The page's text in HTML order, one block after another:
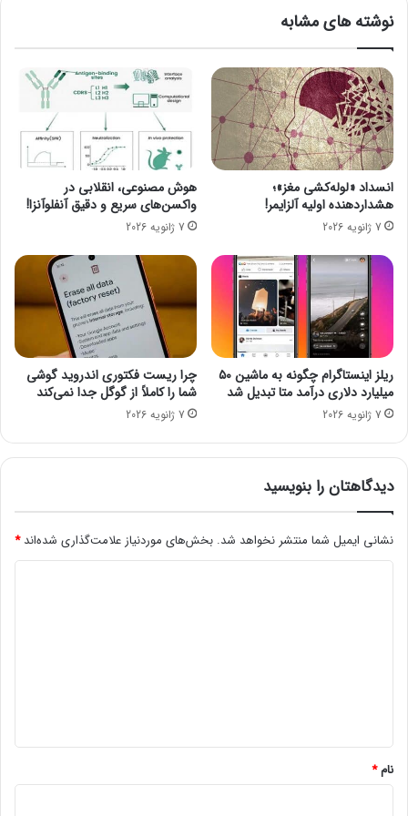
و
ر
۲
پ
ی
ش
ا
ز
ر
و
ن
م
ا
ی
O
p
n
A
I
ت
ی
م
ر
ب
ا
ت
ی
د
ا
م
ح
ل
ک
د
نوشته های مشابه
انسداد «لوله‌کشی مغز»؛
هشداردهنده اولیه آلزایمر!
7 ژانویه 2026
هوش مصنوعی، انقلابی در
واکسن‌های سریع و دقیق آنفلوآنزا!
7 ژانویه 2026
ریلز اینستاگرام چگونه به ماشین ۵۰
میلیارد دلاری درآمد متا تبدیل شد
7 ژانویه 2026
چرا ریست فکتوری اندروید گوشی
شما را کاملاً از گوگل جدا نمی‌کند
7 ژانویه 2026
دیدگاهتان را بنویسید
نشانی ایمیل شما منتشر نخواهد شد. بخش‌های موردنیاز علامت‌گذاری شده‌اند*
نام*